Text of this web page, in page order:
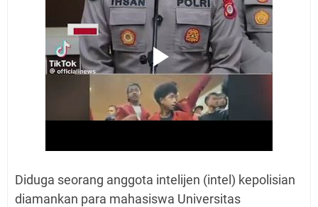
Diduga seorang anggota intelijen (intel) kepolisian
diamankan para mahasiswa Universitas